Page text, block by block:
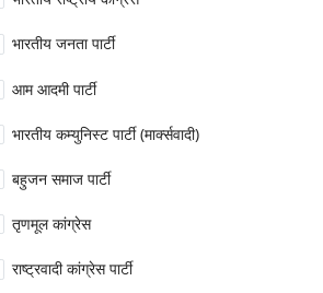
भारतीय जनता पार्टी
आम आदमी पार्टी
भारतीय कम्युनिस्ट पार्टी (मार्क्सवादी)
बहुजन समाज पार्टी
तृणमूल कांग्रेस
राष्ट्रवादी कांग्रेस पार्टी